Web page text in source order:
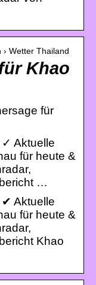
Wetter Thailand
Khao
für
Aktuelle
für heute &
…
Aktuelle
für heute &
Khao